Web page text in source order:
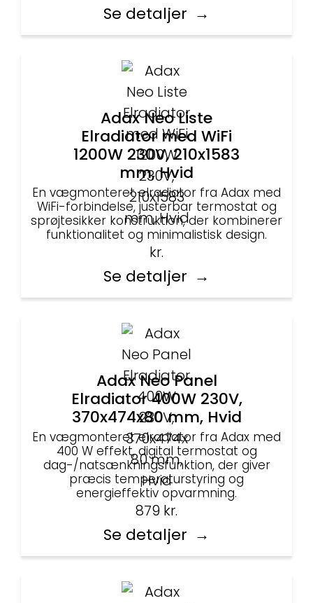
Se detaljer
Adax Neo Liste
Elradiator med WiFi
1200W 230V, 210x1583
mm, Hvid
En vægmonteret elradiator fra Adax med
WiFi-forbindelse, justerbar termostat og
sprøjtesikker konstruktion, der kombinerer
funktionalitet og minimalistisk design.
kr.
Se detaljer
Adax Neo Panel
Elradiator 400W 230V,
370x474x80 mm, Hvid
En vægmonteret elradiator fra Adax med
400 W effekt, digital termostat og
dag-/natsænkningsfunktion, der giver
præcis temperaturstyring og
energieffektiv opvarmning.
879 kr.
Se detaljer